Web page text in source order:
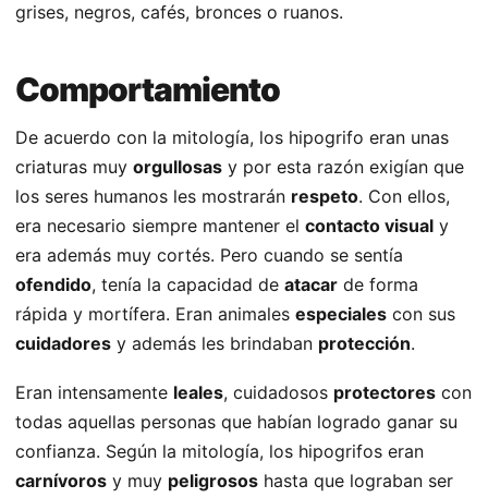
grises, negros, cafés, bronces o ruanos.
Comportamiento
De acuerdo con la mitología, los hipogrifo eran unas
criaturas muy orgullosas y por esta razón exigían que
los seres humanos les mostrarán respeto. Con ellos,
era necesario siempre mantener el contacto visual y
era además muy cortés. Pero cuando se sentía
ofendido, tenía la capacidad de atacar de forma
rápida y mortífera. Eran animales especiales con sus
cuidadores y además les brindaban protección.
Eran intensamente leales, cuidadosos protectores con
todas aquellas personas que habían logrado ganar su
confianza. Según la mitología, los hipogrifos eran
carnívoros y muy peligrosos hasta que lograban ser